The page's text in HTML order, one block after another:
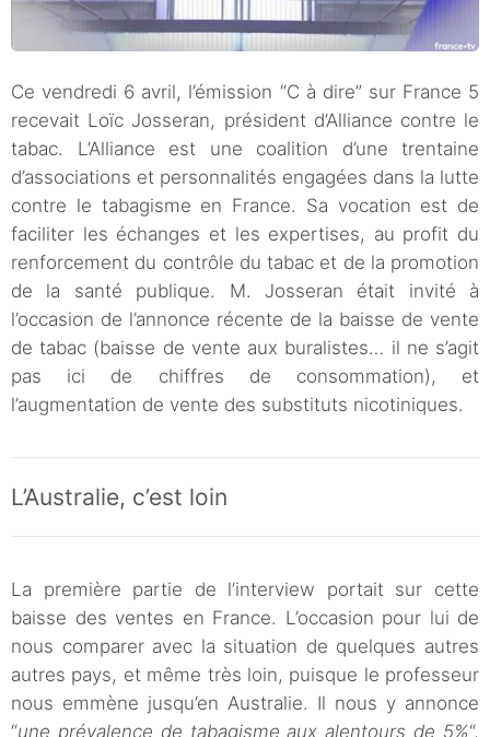
Ce vendredi 6 avril, l’émission “C à dire” sur France 5
recevait Loïc Josseran, président d’Alliance contre le
tabac. L’Alliance est une coalition d’une trentaine
d’associations et personnalités engagées dans la lutte
contre le tabagisme en France. Sa vocation est de
faciliter les échanges et les expertises, au profit du
renforcement du contrôle du tabac et de la promotion
de la santé publique. M. Josseran était invité à
l’occasion de l’annonce récente de la baisse de vente
de tabac (baisse de vente aux buralistes… il ne s’agit
pas ici de chiffres de consommation), et
l’augmentation de vente des substituts nicotiniques.
L’Australie, c’est loin
La première partie de l’interview portait sur cette
baisse des ventes en France. L’occasion pour lui de
nous comparer avec la situation de quelques autres
autres pays, et même très loin, puisque le professeur
nous emmène jusqu’en Australie. Il nous y annonce
“une prévalence de tabagisme aux alentours de 5%“,